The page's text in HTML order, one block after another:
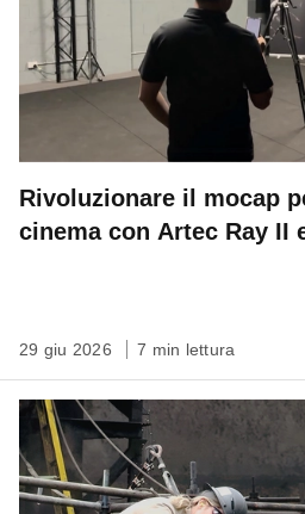
Rivoluzionare il mocap
cinema con Artec Ray II
29 giu 2026 7 min lettura